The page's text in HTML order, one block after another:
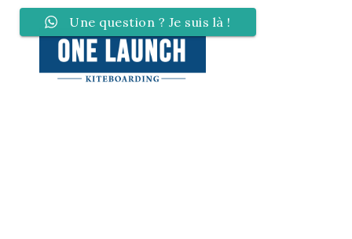
Une question ? Je suis là !